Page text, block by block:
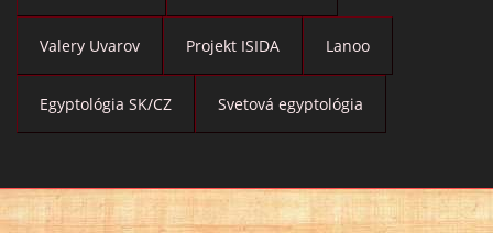
Valery Uvarov Projekt ISIDA Lanoo
Egyptológia SK/CZ Svetová egyptológia